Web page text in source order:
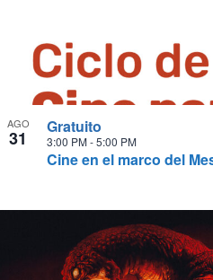
AGO
31
Cine en el marco del
3:00 PM-5:00 PM
Gratuito